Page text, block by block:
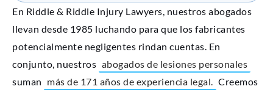
En Riddle & Riddle Injury Lawyers, nuestros abogados
llevan desde 1985 luchando para que los fabricantes
potencialmente negligentes rindan cuentas. En
conjunto, nuestros abogados de lesiones personales
suman más de 171 años de experiencia legal. Creemos